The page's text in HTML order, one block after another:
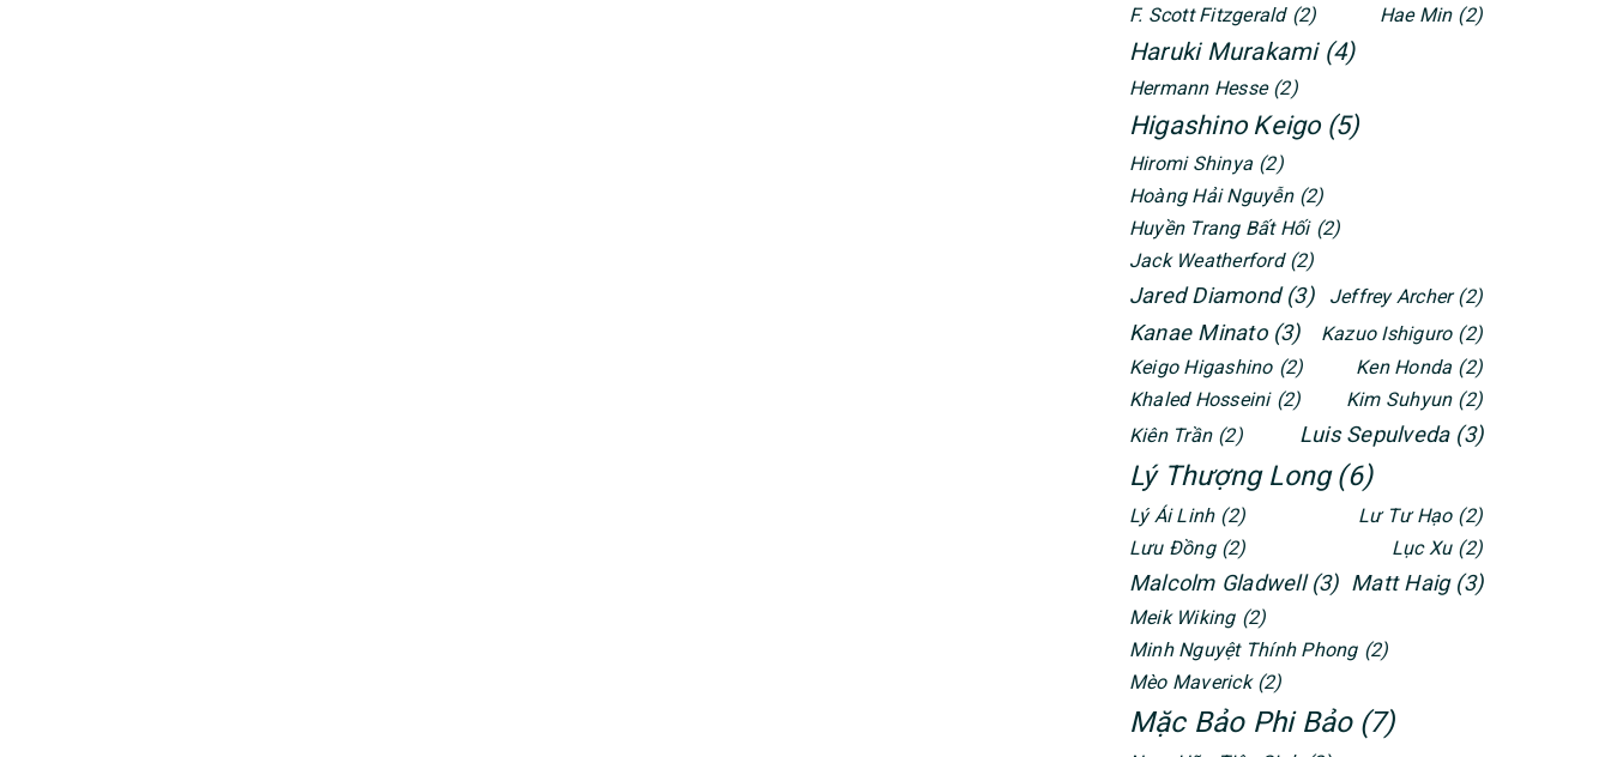
F. Scott Fitzgerald (2) Hae Min (2)
Haruki Murakami (4)
Hermann Hesse (2)
Higashino Keigo (5)
Hiromi Shinya (2)
Hoàng Hải Nguyễn (2)
Huyền Trang Bất Hối (2)
Jack Weatherford (2)
Jared Diamond (3) Jeffrey Archer (2)
Kanae Minato (3) Kazuo Ishiguro (2)
Keigo Higashino (2) Ken Honda (2)
Khaled Hosseini (2) Kim Suhyun (2)
Kiên Trần (2) Luis Sepulveda (3)
Lý Thượng Long (6)
Lý Ái Linh (2) Lư Tư Hạo (2)
Lưu Đồng (2) Lục Xu (2)
Malcolm Gladwell (3) Matt Haig (3)
Meik Wiking (2)
Minh Nguyệt Thính Phong (2)
Mèo Maverick (2)
Mặc Bảo Phi Bảo (7)